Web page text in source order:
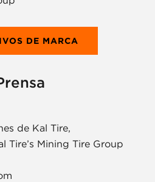
DE MARCA
de Kal Tire,
Tire’s Mining Tire Group